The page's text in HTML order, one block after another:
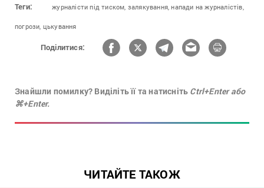
Теги: журналісти під тиском, залякування, напади на журналістів,
погрози, цькування
Поділитися:
Знайшли помилку? Виділіть її та натисніть Ctrl+Enter або
⌘+Enter.
ЧИТАЙТЕ ТАКОЖ